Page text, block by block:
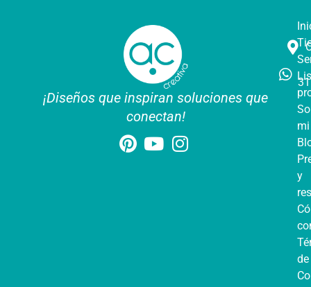
¡Diseños que inspiran soluciones que
conectan!
mi
y